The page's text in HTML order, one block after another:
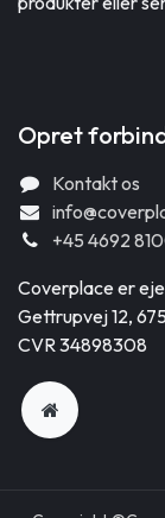
Opret
Kontakt os
+45 4692
Coverplace er
Gettrupvej 12,
CVR 34898308